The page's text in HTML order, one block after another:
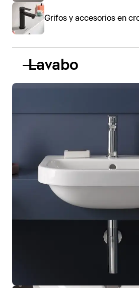
Grifos y accesorios en
Lavabo